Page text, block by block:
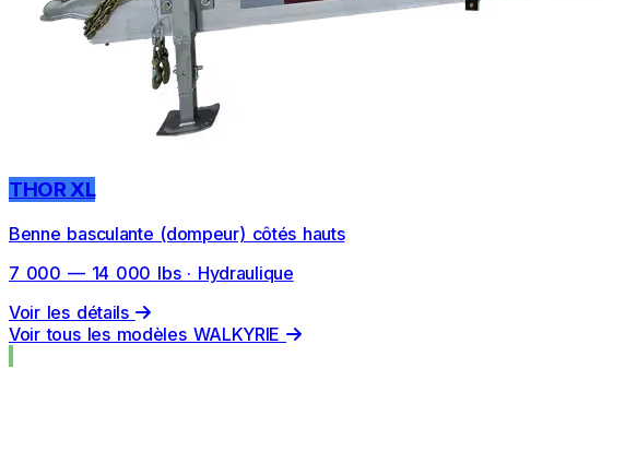
THOR XL
Benne basculante (dompeur) côtés hauts
7 000 — 14 000 lbs · Hydraulique
Voir les détails
Voir tous les modèles WALKYRIE